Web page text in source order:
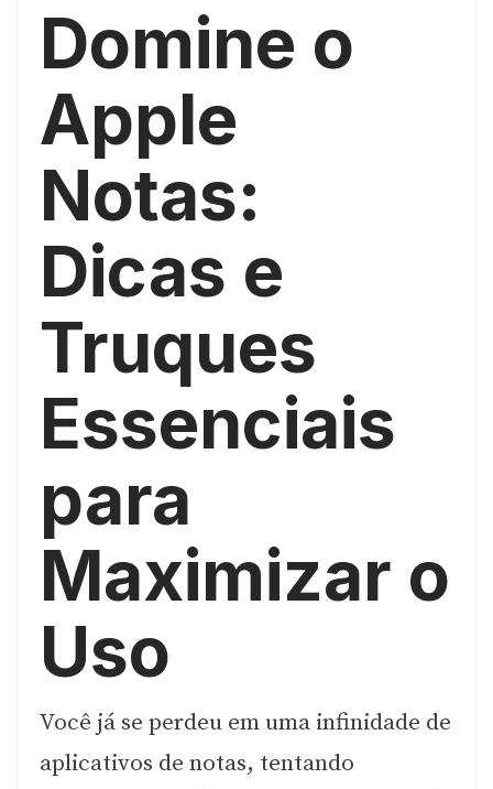
Domine o
Apple
Notas:
Dicas e
Truques
Essenciais
para
Maximizar o
Uso
Você já se perdeu em uma infinidade de
aplicativos de notas, tentando